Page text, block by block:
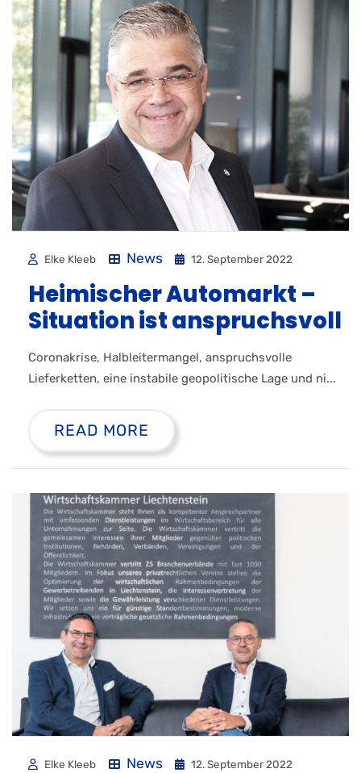
Elke Kleeb News 12. September 2022
Heimischer Automarkt –
Situation ist anspruchsvoll
Coronakrise, Halbleitermangel, anspruchsvolle
Lieferketten, eine instabile geopolitische Lage und ni...
READ MORE
Elke Kleeb News 12. September 2022